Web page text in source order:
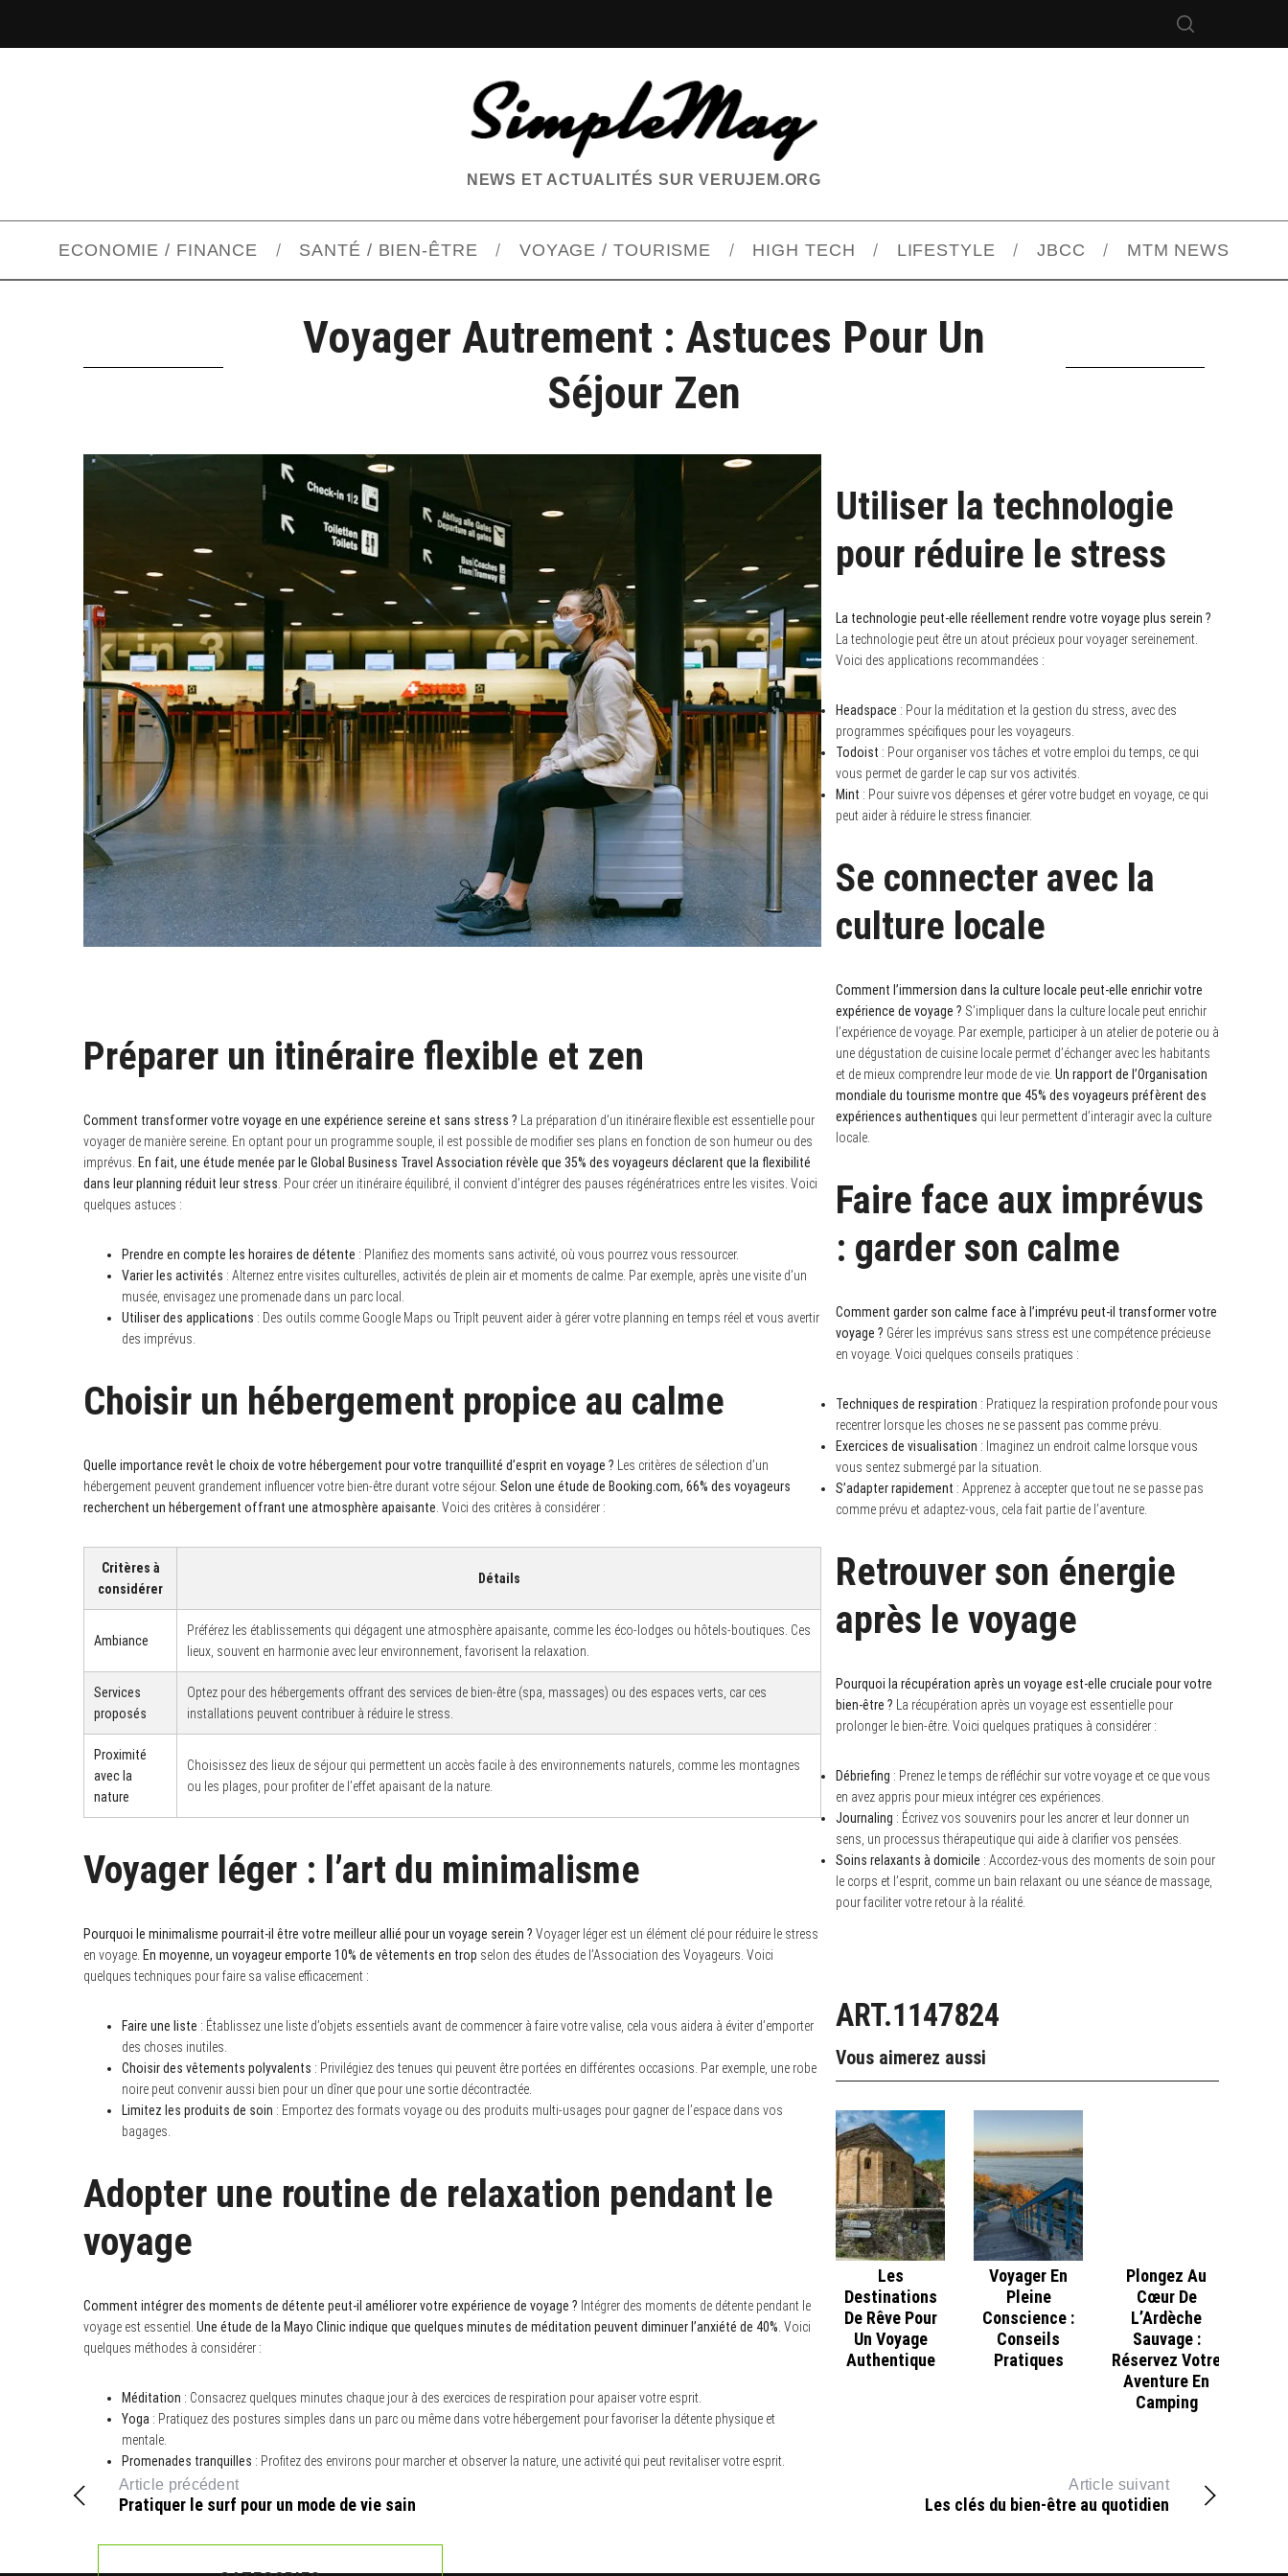
NEWS ET ACTUALITÉS SUR VERUJEM.ORG
ECONOMIE / FINANCE SANTÉ / BIEN-ÊTRE VOYAGE / TOURISME HIGH TECH LIFESTYLE JBCC MTM NEWS
Voyager Autrement : Astuces Pour Un
Séjour Zen
Préparer un itinéraire flexible et zen
Comment transformer votre voyage en une expérience sereine et sans stress ? La préparation d’un itinéraire flexible est essentielle pour
voyager de manière sereine. En optant pour un programme souple, il est possible de modifier ses plans en fonction de son humeur ou des
imprévus. En fait, une étude menée par le Global Business Travel Association révèle que 35% des voyageurs déclarent que la flexibilité
dans leur planning réduit leur stress . Pour créer un itinéraire équilibré, il convient d’intégrer des pauses régénératrices entre les visites. Voici
quelques astuces :
Prendre en compte les horaires de détente : Planifiez des moments sans activité, où vous pourrez vous ressourcer.
Varier les activités : Alternez entre visites culturelles, activités de plein air et moments de calme. Par exemple, après une visite d’un
musée, envisagez une promenade dans un parc local.
Utiliser des applications : Des outils comme Google Maps ou TripIt peuvent aider à gérer votre planning en temps réel et vous avertir
des imprévus.
Choisir un hébergement propice au calme
Quelle importance revêt le choix de votre hébergement pour votre tranquillité d’esprit en voyage ? Les critères de sélection d’un
hébergement peuvent grandement influencer votre bien-être durant votre séjour. Selon une étude de Booking.com, 66% des voyageurs
recherchent un hébergement offrant une atmosphère apaisante . Voici des critères à considérer :
Critères à
considérer
Détails
Ambiance
Préférez les établissements qui dégagent une atmosphère apaisante, comme les éco-lodges ou hôtels-boutiques. Ces
lieux, souvent en harmonie avec leur environnement, favorisent la relaxation.
Services
proposés
Optez pour des hébergements offrant des services de bien-être (spa, massages) ou des espaces verts, car ces
installations peuvent contribuer à réduire le stress.
Proximité
avec la
nature
Choisissez des lieux de séjour qui permettent un accès facile à des environnements naturels, comme les montagnes
ou les plages, pour profiter de l’effet apaisant de la nature.
Voyager léger : l’art du minimalisme
Pourquoi le minimalisme pourrait-il être votre meilleur allié pour un voyage serein ? Voyager léger est un élément clé pour réduire le stress
en voyage. En moyenne, un voyageur emporte 10% de vêtements en trop selon des études de l’Association des Voyageurs. Voici
quelques techniques pour faire sa valise efficacement :
Faire une liste : Établissez une liste d’objets essentiels avant de commencer à faire votre valise, cela vous aidera à éviter d’emporter
des choses inutiles.
Choisir des vêtements polyvalents : Privilégiez des tenues qui peuvent être portées en différentes occasions. Par exemple, une robe
noire peut convenir aussi bien pour un dîner que pour une sortie décontractée.
Limitez les produits de soin : Emportez des formats voyage ou des produits multi-usages pour gagner de l’espace dans vos
bagages.
Adopter une routine de relaxation pendant le
voyage
Comment intégrer des moments de détente peut-il améliorer votre expérience de voyage ? Intégrer des moments de détente pendant le
voyage est essentiel. Une étude de la Mayo Clinic indique que quelques minutes de méditation peuvent diminuer l’anxiété de 40% . Voici
quelques méthodes à considérer :
Méditation : Consacrez quelques minutes chaque jour à des exercices de respiration pour apaiser votre esprit.
Yoga : Pratiquez des postures simples dans un parc ou même dans votre hébergement pour favoriser la détente physique et
mentale.
Promenades tranquilles : Profitez des environs pour marcher et observer la nature, une activité qui peut revitaliser votre esprit.
Utiliser la technologie
pour réduire le stress
La technologie peut-elle réellement rendre votre voyage plus serein ?
La technologie peut être un atout précieux pour voyager sereinement.
Voici des applications recommandées :
Headspace : Pour la méditation et la gestion du stress, avec des
programmes spécifiques pour les voyageurs.
Todoist : Pour organiser vos tâches et votre emploi du temps, ce qui
vous permet de garder le cap sur vos activités.
Mint : Pour suivre vos dépenses et gérer votre budget en voyage, ce qui
peut aider à réduire le stress financier.
Se connecter avec la
culture locale
Comment l’immersion dans la culture locale peut-elle enrichir votre
expérience de voyage ? S’impliquer dans la culture locale peut enrichir
l’expérience de voyage. Par exemple, participer à un atelier de poterie ou à
une dégustation de cuisine locale permet d’échanger avec les habitants
et de mieux comprendre leur mode de vie. Un rapport de l’Organisation
mondiale du tourisme montre que 45% des voyageurs préfèrent des
expériences authentiques qui leur permettent d’interagir avec la culture
locale.
Faire face aux imprévus
: garder son calme
Comment garder son calme face à l’imprévu peut-il transformer votre
voyage ? Gérer les imprévus sans stress est une compétence précieuse
en voyage. Voici quelques conseils pratiques :
Techniques de respiration : Pratiquez la respiration profonde pour vous
recentrer lorsque les choses ne se passent pas comme prévu.
Exercices de visualisation : Imaginez un endroit calme lorsque vous
vous sentez submergé par la situation.
S’adapter rapidement : Apprenez à accepter que tout ne se passe pas
comme prévu et adaptez-vous, cela fait partie de l’aventure.
Retrouver son énergie
après le voyage
Pourquoi la récupération après un voyage est-elle cruciale pour votre
bien-être ? La récupération après un voyage est essentielle pour
prolonger le bien-être. Voici quelques pratiques à considérer :
Débriefing : Prenez le temps de réfléchir sur votre voyage et ce que vous
en avez appris pour mieux intégrer ces expériences.
Journaling : Écrivez vos souvenirs pour les ancrer et leur donner un
sens, un processus thérapeutique qui aide à clarifier vos pensées.
Soins relaxants à domicile : Accordez-vous des moments de soin pour
le corps et l’esprit, comme un bain relaxant ou une séance de massage,
pour faciliter votre retour à la réalité.
ART.1147824
Vous aimerez aussi
Les
Destinations
De Rêve Pour
Un Voyage
Authentique
Voyager En
Pleine
Conscience :
Conseils
Pratiques
Plongez Au
Cœur De
L’Ardèche
Sauvage :
Réservez Votre
Aventure En
Camping
Article précédent
Pratiquer le surf pour un mode de vie sain
Article suivant
Les clés du bien-être au quotidien
: